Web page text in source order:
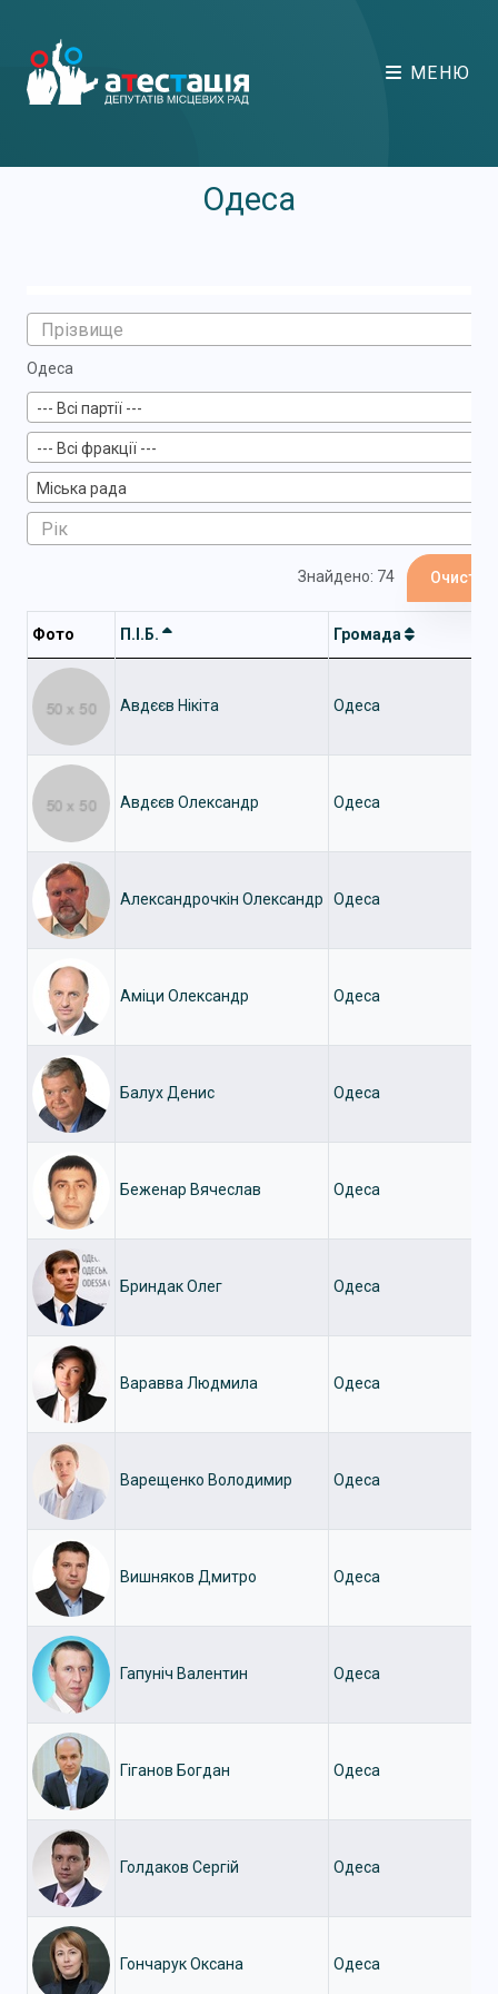
МЕНЮ
Одеса
Одеса
--- Всі партії ---
--- Всі фракції ---
Міська рада
Знайдено: 74
Фото П.І.Б. Громада
Авдєєв Нікіта Одеса
Авдєєв Олександр Одеса
Александрочкін Олександр Одеса
Аміци Олександр Одеса
Балух Денис Одеса
Беженар Вячеслав Одеса
Бриндак Олег Одеса
Варавва Людмила Одеса
Варещенко Володимир Одеса
Вишняков Дмитро Одеса
Гапуніч Валентин Одеса
Гіганов Богдан Одеса
Голдаков Сергій Одеса
Гончарук Оксана Одеса